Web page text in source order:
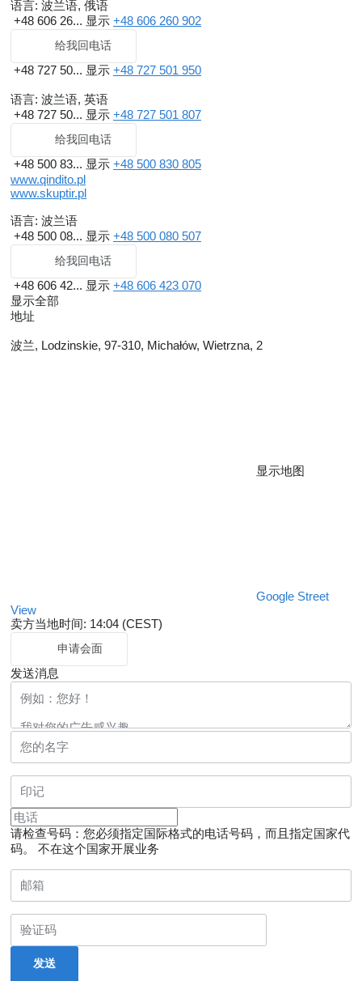
语言: 波兰语, 俄语
+48 606 26... 显示 +48 606 260 902
给我回电话
+48 727 50... 显示 +48 727 501 950
语言: 波兰语, 英语
+48 727 50... 显示 +48 727 501 807
给我回电话
+48 500 83... 显示 +48 500 830 805
www.qindito.pl
www.skuptir.pl
语言: 波兰语
+48 500 08... 显示 +48 500 080 507
给我回电话
+48 606 42... 显示 +48 606 423 070
显示全部
地址
波兰, Lodzinskie, 97-310, Michałów, Wietrzna, 2
显示地图
Google Street
View
卖方当地时间: 14:04 (CEST)
申请会面
发送消息
请检查号码：您必须指定国际格式的电话号码，而且指定国家代
码。
不在这个国家开展业务